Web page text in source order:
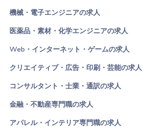
機械・電子エンジニアの求人
医薬品・素材・化学エンジニアの求人
Web・インターネット・ゲームの求人
クリエイティブ・広告・印刷・芸能の求人
コンサルタント・士業・通訳の求人
金融・不動産専門職の求人
アパレル・インテリア専門職の求人